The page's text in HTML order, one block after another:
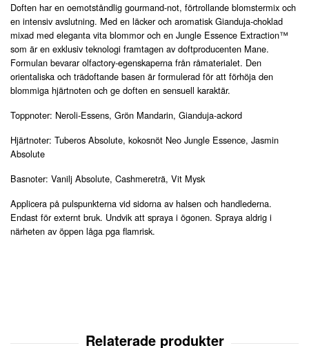
Doften har en oemotståndlig gourmand-not, förtrollande blomstermix och
en intensiv avslutning. Med en läcker och aromatisk Gianduja-choklad
mixad med eleganta vita blommor och en Jungle Essence Extraction™
som är en exklusiv teknologi framtagen av doftproducenten Mane.
Formulan bevarar olfactory-egenskaperna från råmaterialet. Den
orientaliska och trädoftande basen är formulerad för att förhöja den
blommiga hjärtnoten och ge doften en sensuell karaktär.
Toppnoter: Neroli-Essens, Grön Mandarin, Gianduja-ackord
Hjärtnoter: Tuberos Absolute, kokosnöt Neo Jungle Essence, Jasmin
Absolute
Basnoter: Vanilj Absolute, Cashmereträ, Vit Mysk
Applicera på pulspunkterna vid sidorna av halsen och handlederna.
Endast för externt bruk. Undvik att spraya i ögonen. Spraya aldrig i
närheten av öppen låga pga flamrisk.